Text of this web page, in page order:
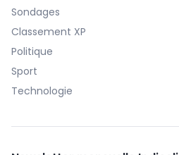
Sondages
Classement XP
Politique
Sport
Technologie